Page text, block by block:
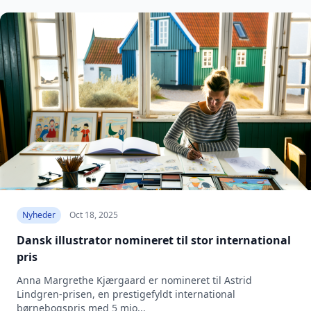
Nyheder Oct 18, 2025
Dansk illustrator nomineret til stor international
pris
Anna Margrethe Kjærgaard er nomineret til Astrid
Lindgren-prisen, en prestigefyldt international
børnebogspris med 5 mio...